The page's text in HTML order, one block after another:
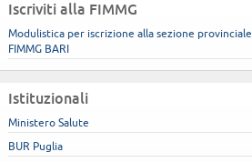
Iscriviti alla FIMMG
Modulistica per iscrizione alla sezione provinciale
FIMMG BARI
Istituzionali
Ministero Salute
BUR Puglia